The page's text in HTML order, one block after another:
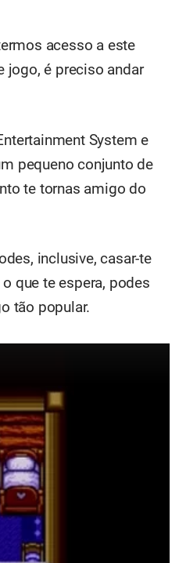
acesso a este
jogo, é preciso andar
System e
pequeno conjunto de
te tornas amigo do
inclusive, casar-te
que te espera, podes
tão popular.